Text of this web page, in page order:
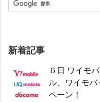
新着記事
６日 ワイモ
ル、ワイモ
ペーン！